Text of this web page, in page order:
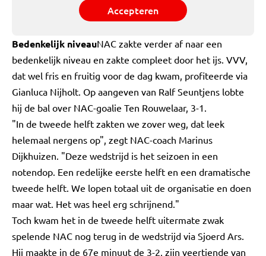
Accepteren
Bedenkelijk niveauNAC zakte verder af naar een
bedenkelijk niveau en zakte compleet door het ijs. VVV,
dat wel fris en fruitig voor de dag kwam, profiteerde via
Gianluca Nijholt. Op aangeven van Ralf Seuntjens lobte
hij de bal over NAC-goalie Ten Rouwelaar, 3-1.
"In de tweede helft zakten we zover weg, dat leek
helemaal nergens op", zegt NAC-coach Marinus
Dijkhuizen. "Deze wedstrijd is het seizoen in een
notendop. Een redelijke eerste helft en een dramatische
tweede helft. We lopen totaal uit de organisatie en doen
maar wat. Het was heel erg schrijnend."
Toch kwam het in de tweede helft uitermate zwak
spelende NAC nog terug in de wedstrijd via Sjoerd Ars.
Hij maakte in de 67e minuut de 3-2, zijn veertiende van